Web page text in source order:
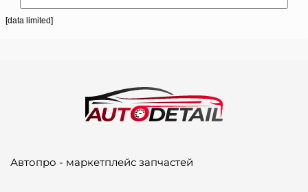
[data limited]
Автопро - маркетплейс запчастей